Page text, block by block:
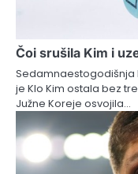
Čoi srušila Kim i
Sedamnaestogodišnja
je Klo Kim ostala bez
Južne Koreje osvojila…